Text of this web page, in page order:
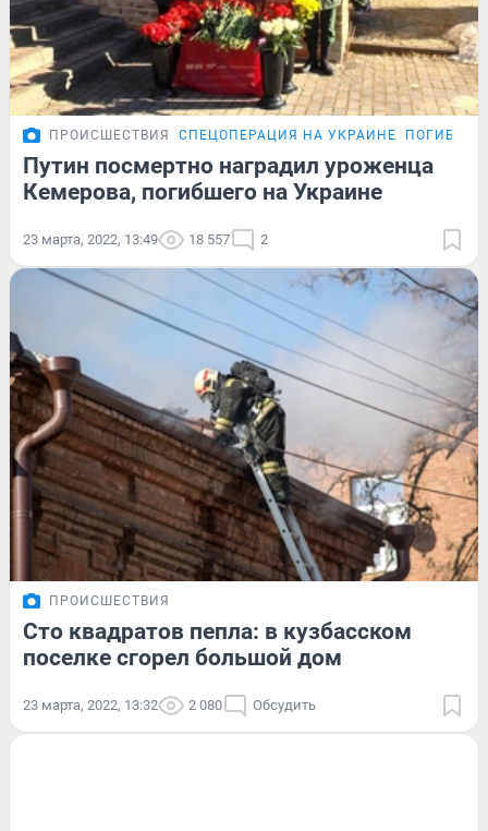
ПРОИСШЕСТВИЯ СПЕЦОПЕРАЦИЯ НА УКРАИНЕ
Путин посмертно наградил уроженца
Кемерова, погибшего на Украине
23 марта, 2022, 13:49 18 557 2
ПРОИСШЕСТВИЯ
Сто квадратов пепла: в кузбасском
поселке сгорел большой дом
23 марта, 2022, 13:32 2 080 Обсудить